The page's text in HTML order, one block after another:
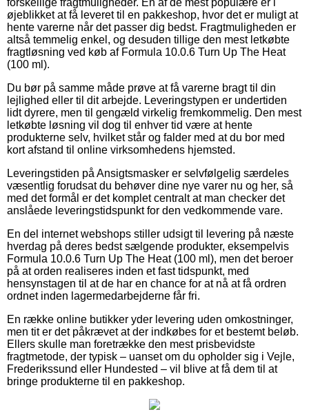
øjeblikket at få leveret til en pakkeshop, hvor det er muligt at
hente varerne når det passer dig bedst. Fragtmuligheden er
altså temmelig enkel, og desuden tillige den mest letkøbte
fragtløsning ved køb af Formula 10.0.6 Turn Up The Heat
(100 ml).
Du bør på samme måde prøve at få varerne bragt til din
lejlighed eller til dit arbejde. Leveringstypen er undertiden
lidt dyrere, men til gengæld virkelig fremkommelig. Den mest
letkøbte løsning vil dog til enhver tid være at hente
produkterne selv, hvilket står og falder med at du bor med
kort afstand til online virksomhedens hjemsted.
Leveringstiden på Ansigtsmasker er selvfølgelig særdeles
væsentlig forudsat du behøver dine nye varer nu og her, så
med det formål er det komplet centralt at man checker det
anslåede leveringstidspunkt for den vedkommende vare.
En del internet webshops stiller udsigt til levering på næste
hverdag på deres bedst sælgende produkter, eksempelvis
Formula 10.0.6 Turn Up The Heat (100 ml), men det beroer
på at orden realiseres inden et fast tidspunkt, med
hensynstagen til at de har en chance for at nå at få ordren
ordnet inden lagermedarbejderne får fri.
En række online butikker yder levering uden omkostninger,
men tit er det påkrævet at der indkøbes for et bestemt beløb.
Ellers skulle man foretrække den mest prisbevidste
fragtmetode, der typisk – uanset om du opholder sig i Vejle,
Frederikssund eller Hundested – vil blive at få dem til at
bringe produkterne til en pakkeshop.